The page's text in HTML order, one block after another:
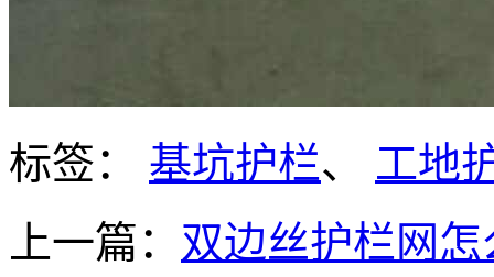
标签： 基坑护栏、 工地
上一篇： 双边丝护栏网